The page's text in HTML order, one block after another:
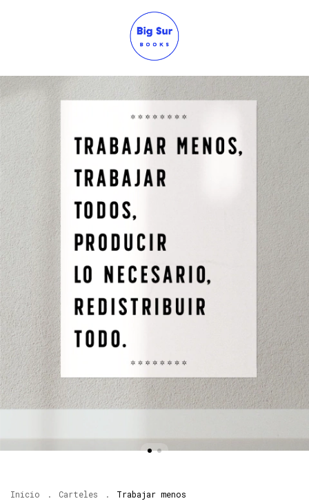
Inicio . Carteles . Trabajar menos